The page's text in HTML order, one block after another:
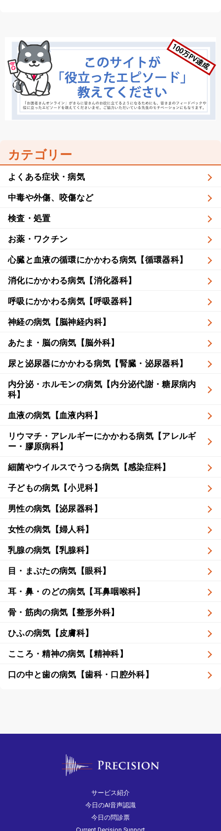
カテゴリー
よくある症状・病気
中毒や外傷、咬傷など
検査・処置
お薬・ワクチン
心臓と血液の循環にかかわる病気【循環器科】
消化にかかわる病気【消化器科】
呼吸にかかわる病気【呼吸器科】
神経の病気【脳神経内科】
あたま・脳の病気【脳外科】
尿と泌尿器にかかわる病気【腎臓・泌尿器科】
内分泌・ホルモンの病気【内分泌代謝・糖尿病内
科】
血液の病気【血液内科】
リウマチ・アレルギーにかかわる病気【アレルギ
ー・膠原病科】
細菌やウイルスでうつる病気【感染症科】
子どもの病気【小児科】
男性の病気【泌尿器科】
女性の病気【婦人科】
乳腺の病気【乳腺科】
目・まぶたの病気【眼科】
耳・鼻・のどの病気【耳鼻咽喉科】
骨・筋肉の病気【整形外科】
ひふの病気【皮膚科】
こころ・精神の病気【精神科】
口の中と歯の病気【歯科・口腔外科】
サービス紹介
今日のAI音声認識
今日の問診票